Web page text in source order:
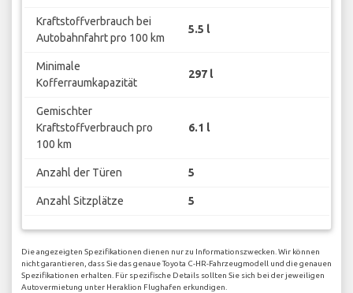
Kraftstoffverbrauch bei
Autobahnfahrt pro 100 km
5.5 l
Minimale
Kofferraumkapazität
297 l
Gemischter
Kraftstoffverbrauch pro
100 km
6.1 l
Anzahl der Türen 5
Anzahl Sitzplätze 5
Die angezeigten Spezifikationen dienen nur zu Informationszwecken. Wir können
nicht garantieren, dass Sie das genaue Toyota C-HR-Fahrzeugmodell und die genauen
Spezifikationen erhalten. Für spezifische Details sollten Sie sich bei der jeweiligen
Autovermietung unter Heraklion Flughafen erkundigen.